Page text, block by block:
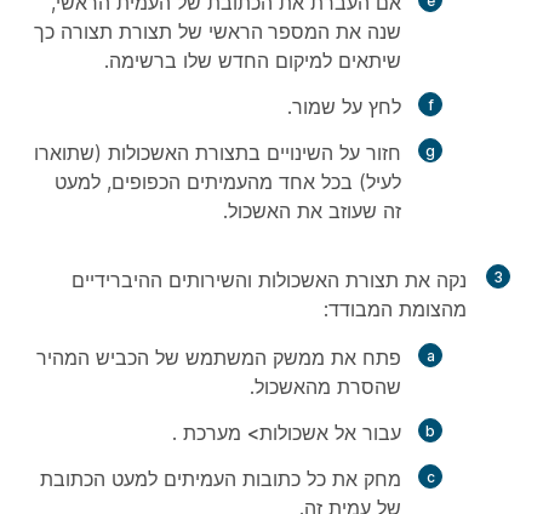
שנה את המספר הראשי של תצורת תצורה כך
שיתאים למיקום החדש שלו ברשימה.
לחץ על שמור.
חזור על השינויים בתצורת האשכולות (שתוארו
לעיל) בכל אחד מהעמיתים הכפופים, למעט
זה שעוזב את האשכול.
3
נקה את תצורת האשכולות והשירותים ההיברידיים
מהצומת המבודד:
פתח את ממשק המשתמש של הכביש המהיר
שהסרת מהאשכול.
עבור אל אשכולות> מערכת .
מחק את כל כתובות העמיתים למעט הכתובת
של עמית זה.